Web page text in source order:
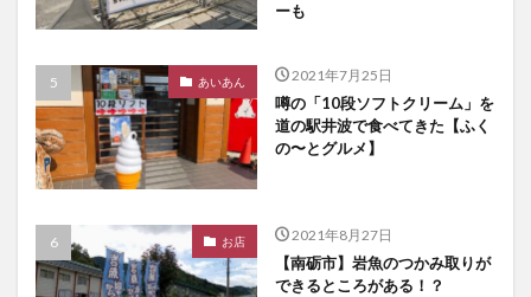
ーも
あいあん 2021年7月25日
噂の「10段ソフトクリーム」を
道の駅井波で食べてきた【ふく
の〜とグルメ】
お店 2021年8月27日
【南砺市】岩魚のつかみ取りが
できるところがある！？